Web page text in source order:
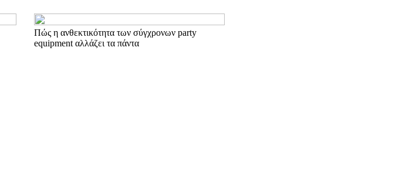
Πώς η ανθεκτικότητα των σύγχρονων party
equipment αλλάζει τα πάντα